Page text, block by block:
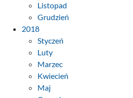
Listopad
Grudzień
2018
Styczeń
Luty
Marzec
Kwiecień
Maj